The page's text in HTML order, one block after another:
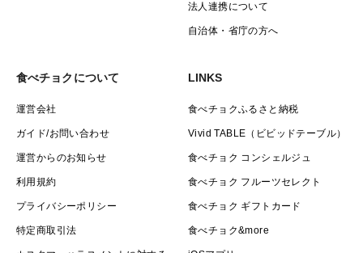
法人連携について
自治体・省庁の方へ
食べチョクについて
運営会社
ガイド/お問い合わせ
運営からのお知らせ
利用規約
プライバシーポリシー
特定商取引法
LINKS
食べチョクふるさと納税
Vivid TABLE（ビビッドテーブル）
食べチョク コンシェルジュ
食べチョク フルーツセレクト
食べチョク ギフトカード
食べチョク&more